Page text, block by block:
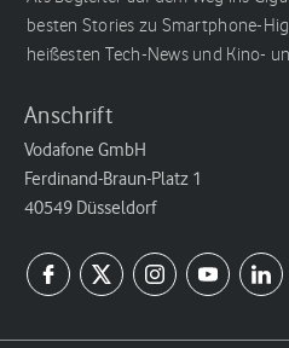
besten Stories zu Smartphone-
heißesten Tech-News und Kino-
Anschrift
Vodafone GmbH
Ferdinand-Braun-Platz 1
40549 Düsseldorf